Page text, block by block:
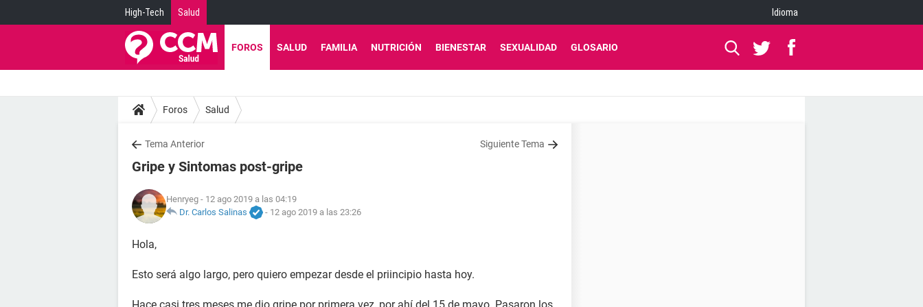
High-Tech Salud Idioma
FOROS SALUD FAMILIA NUTRICIÓN BIENESTAR SEXUALIDAD GLOSARIO
Foros Salud
Tema Anterior Siguiente Tema
Gripe y Sintomas post-gripe
Henryeg - 12 ago 2019 a las 04:19
Dr. Carlos Salinas
- 12 ago 2019 a las 23:26
Hola,
Esto será algo largo, pero quiero empezar desde el priincipio hasta hoy.